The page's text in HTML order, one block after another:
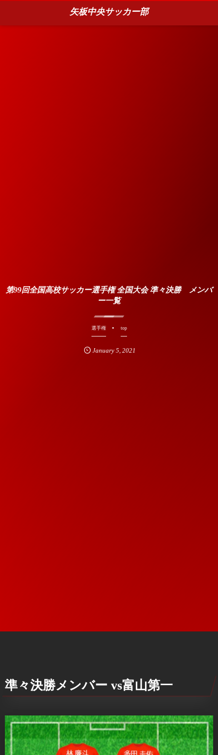
矢板中央サッカー部
第99回全国高校サッカー選手権 全国大会 準々決勝 メンバ
ー一覧
選手権 top
January 5 ,2021
準々決勝メンバー vs富山第一